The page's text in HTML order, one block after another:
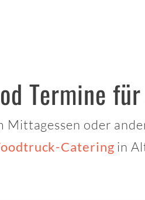
Termine
oder
Catering in